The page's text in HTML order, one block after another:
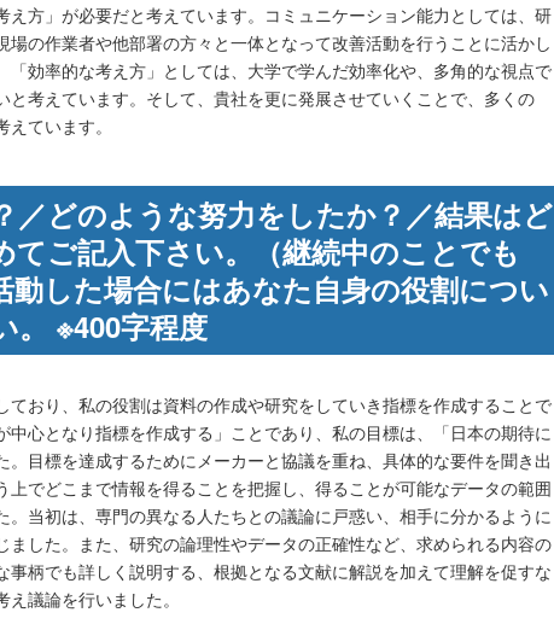
え方」が必要だと考えています。コミュニケーション能力としては、研
場の作業者や他部署の方々と一体となって改善活動を行うことに活かし
「効率的な考え方」としては、大学で学んだ効率化や、多角的な視点で
と考えています。そして、貴社を更に発展させていくことで、多くの
ています。
／どのような努力をしたか？／結果はど
てご記入下さい。（継続中のことでも
動した場合にはあなた自身の役割につい
。 ※400字程度
ており、私の役割は資料の作成や研究をしていき指標を作成することで
中心となり指標を作成する」ことであり、私の目標は、「日本の期待に
。目標を達成するためにメーカーと協議を重ね、具体的な要件を聞き出
上でどこまで情報を得ることを把握し、得ることが可能なデータの範囲
。当初は、専門の異なる人たちとの議論に戸惑い、相手に分かるように
ました。また、研究の論理性やデータの正確性など、求められる内容の
事柄でも詳しく説明する、根拠となる文献に解説を加えて理解を促すな
議論を行いました。